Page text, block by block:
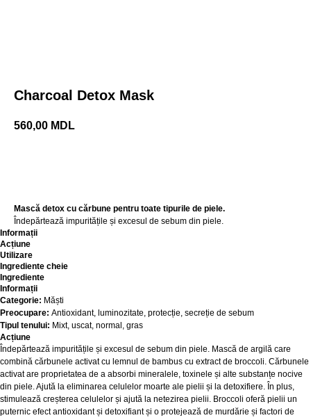
Charcoal Detox Mask
560,00 MDL
Mască detox cu cărbune pentru toate tipurile de piele.
Îndepărtează impuritățile și excesul de sebum din piele.
Informații
Acțiune
Utilizare
Ingrediente cheie
Ingrediente
Informații
Categorie: Măști
Preocupare: Antioxidant, luminozitate, protecție, secreție de sebum
Tipul tenului: Mixt, uscat, normal, gras
Acțiune
Îndepărtează impuritățile și excesul de sebum din piele. Mască de argilă care
combină cărbunele activat cu lemnul de bambus cu extract de broccoli. Cărbunele
activat are proprietatea de a absorbi mineralele, toxinele și alte substanțe nocive
din piele. Ajută la eliminarea celulelor moarte ale pielii și la detoxifiere. În plus,
stimulează creșterea celulelor și ajută la netezirea pielii. Broccoli oferă pielii un
puternic efect antioxidant și detoxifiant și o protejează de murdărie și factori de